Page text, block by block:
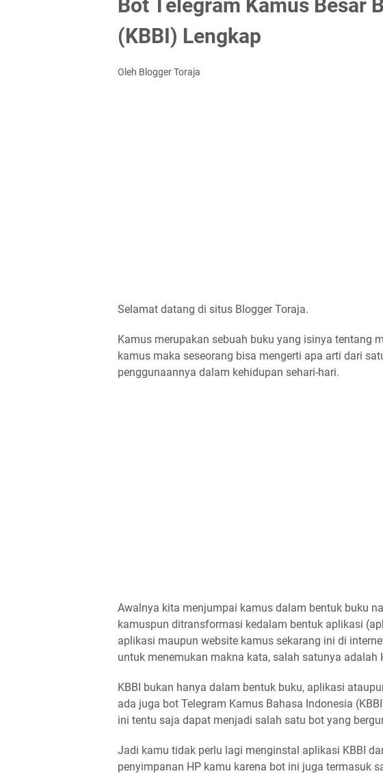
Bot Telegram Kamus Besar
(KBBI) Lengkap
Oleh Blogger Toraja
Selamat datang di situs Blogger Toraja.
Kamus merupakan sebuah buku yang isinya tentang
kamus maka seseorang bisa mengerti apa arti dari
penggunaannya dalam kehidupan sehari-hari.
Awalnya kita menjumpai kamus dalam bentuk buku
kamuspun ditransformasi kedalam bentuk aplikasi
aplikasi maupun website kamus sekarang ini di
untuk menemukan makna kata, salah satunya adalah
KBBI bukan hanya dalam bentuk buku, aplikasi
ada juga bot Telegram Kamus Bahasa Indonesia
ini tentu saja dapat menjadi salah satu bot yang
Jadi kamu tidak perlu lagi menginstal aplikasi KBBI
penyimpanan HP kamu karena bot ini juga termasuk